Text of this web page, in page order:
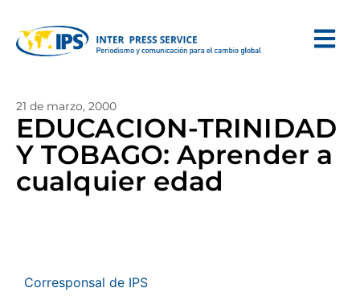
21 de marzo, 2000
EDUCACION-TRINIDAD
Y TOBAGO: Aprender a
cualquier edad
Corresponsal de IPS